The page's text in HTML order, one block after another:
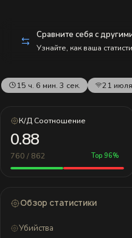
Сравните себя с
Узнайте, как ваша
15 ч. 6 мин. 3 сек. 21
К/Д Соотношение
0.88
760 / 862 Top 96%
Обзор статистики
Убийства